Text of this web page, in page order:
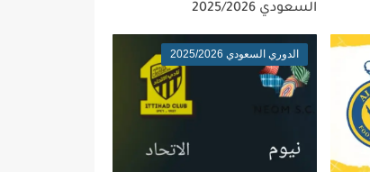
السعودي 2025/2026
الدوري السعودي 2025/2026